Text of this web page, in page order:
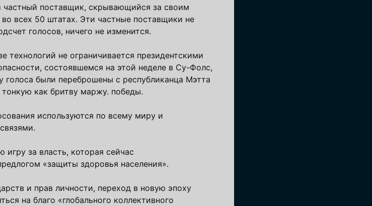
частный поставщик, скрывающийся за своим
всех 50 штатах. Эти частные поставщики не
голосов, ничего не изменится.
технологий не ограничивается президентскими
состоявшемся на этой неделе в Су-Фолс,
голоса были переброшены с республиканца Мэтта
как бритву маржу. победы.
используются по всему миру и
за власть, которая сейчас
«защиты здоровья населения».
и прав личности, переход в новую эпоху
на благо «глобального коллективного